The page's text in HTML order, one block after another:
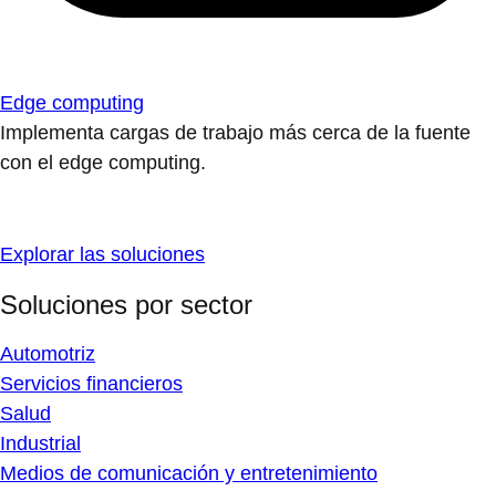
Edge computing
Implementa cargas de trabajo más cerca de la fuente
con el edge computing.
Explorar las soluciones
Soluciones por sector
Automotriz
Servicios financieros
Salud
Industrial
Medios de comunicación y entretenimiento